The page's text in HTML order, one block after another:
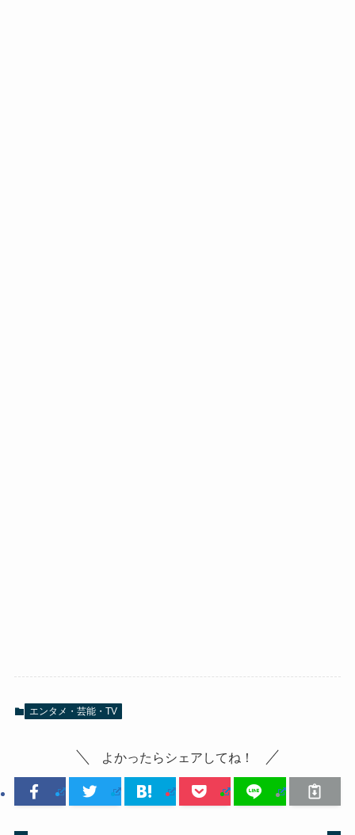
エンタメ・芸能・TV
よかったらシェアしてね！